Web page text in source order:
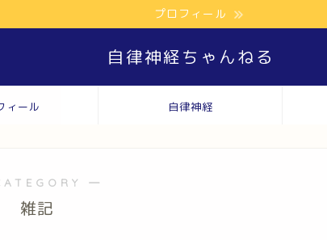
プロフィール
自律神経ちゃんねる
ィール 自律神経
―
雑記